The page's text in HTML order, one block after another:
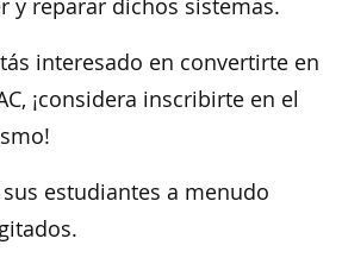
y reparar dichos sistemas.
interesado en convertirte en
¡considera inscribirte en el
estudiantes a menudo